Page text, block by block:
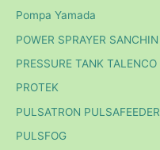
Pompa Yamada
POWER SPRAYER SANCHIN
PRESSURE TANK TALENCO
PROTEK
PULSATRON PULSAFEEDER
PULSFOG